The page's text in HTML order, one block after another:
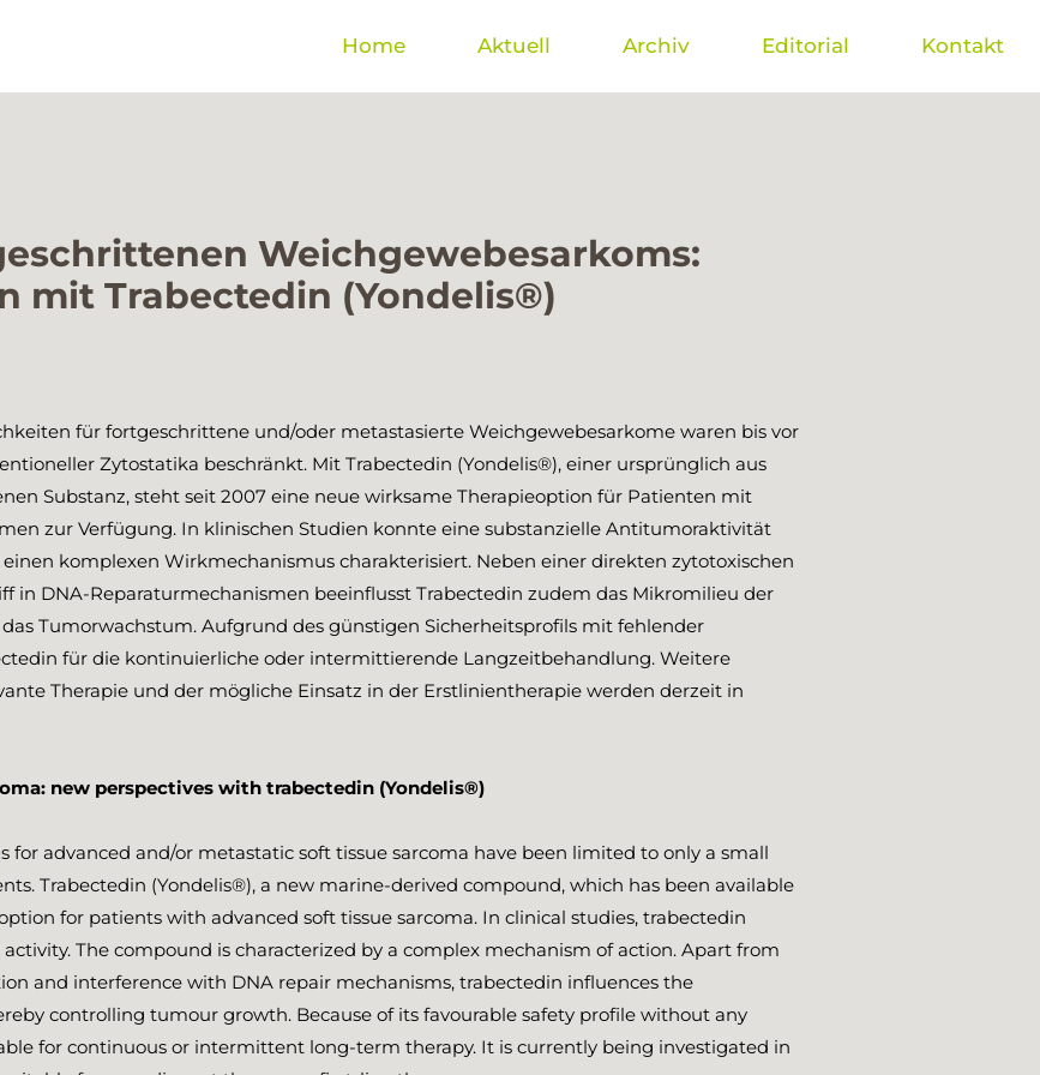
Home Aktuell Archiv Editorial Kontakt
Weichgewebesarkoms:
mit Trabectedin (Yondelis®)
für fortgeschrittene und/oder metastasierte Weichgewebesarkome waren bis vor
Zytostatika beschränkt. Mit Trabectedin (Yondelis®), einer ursprünglich aus
Substanz, steht seit 2007 eine neue wirksame Therapieoption für Patienten mit
zur Verfügung. In klinischen Studien konnte eine substanzielle Antitumoraktivität
komplexen Wirkmechanismus charakterisiert. Neben einer direkten zytotoxischen
in DNA-Reparaturmechanismen beeinflusst Trabectedin zudem das Mikromilieu der
Tumorwachstum. Aufgrund des günstigen Sicherheitsprofils mit fehlender
für die kontinuierliche oder intermittierende Langzeitbehandlung. Weitere
Therapie und der mögliche Einsatz in der Erstlinientherapie werden derzeit in
new perspectives with trabectedin (Yondelis®)
for advanced and/or metastatic soft tissue sarcoma have been limited to only a small
Trabectedin (Yondelis®), a new marine-derived compound, which has been available
for patients with advanced soft tissue sarcoma. In clinical studies, trabectedin
The compound is characterized by a complex mechanism of action. Apart from
and interference with DNA repair mechanisms, trabectedin influences the
controlling tumour growth. Because of its favourable safety profile without any
for continuous or intermittent long-term therapy. It is currently being investigated in